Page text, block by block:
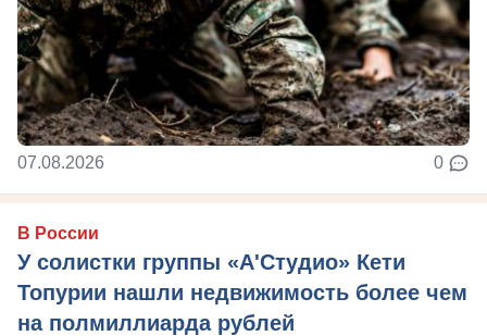
07.08.2026 0
В России
У солистки группы «А'Студио» Кети
Топурии нашли недвижимость более чем
на полмиллиарда рублей